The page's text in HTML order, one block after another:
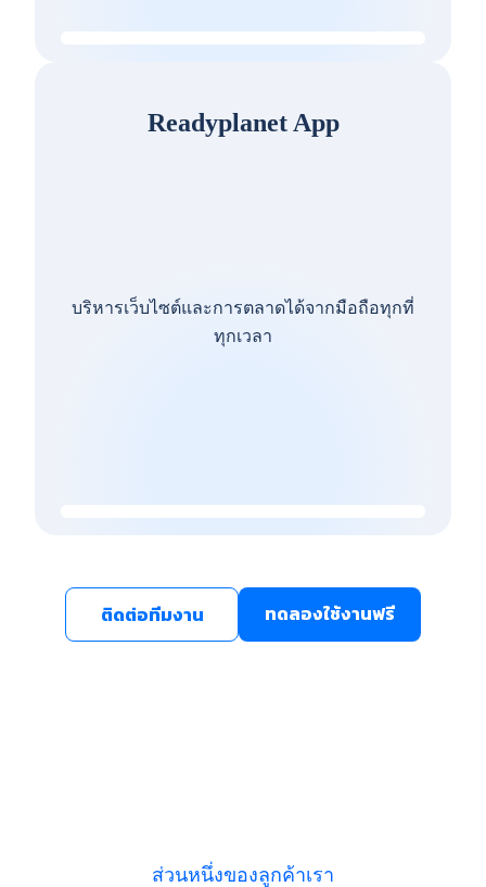
Readyplanet App
บริหารเว็บไซต์และการตลาดได้จากมือถือทุกที่
ทุกเวลา
ติดต่อทีมงาน ทดลองใช้งานฟรี
ส่วนหนึ่งของลูกค้าเรา